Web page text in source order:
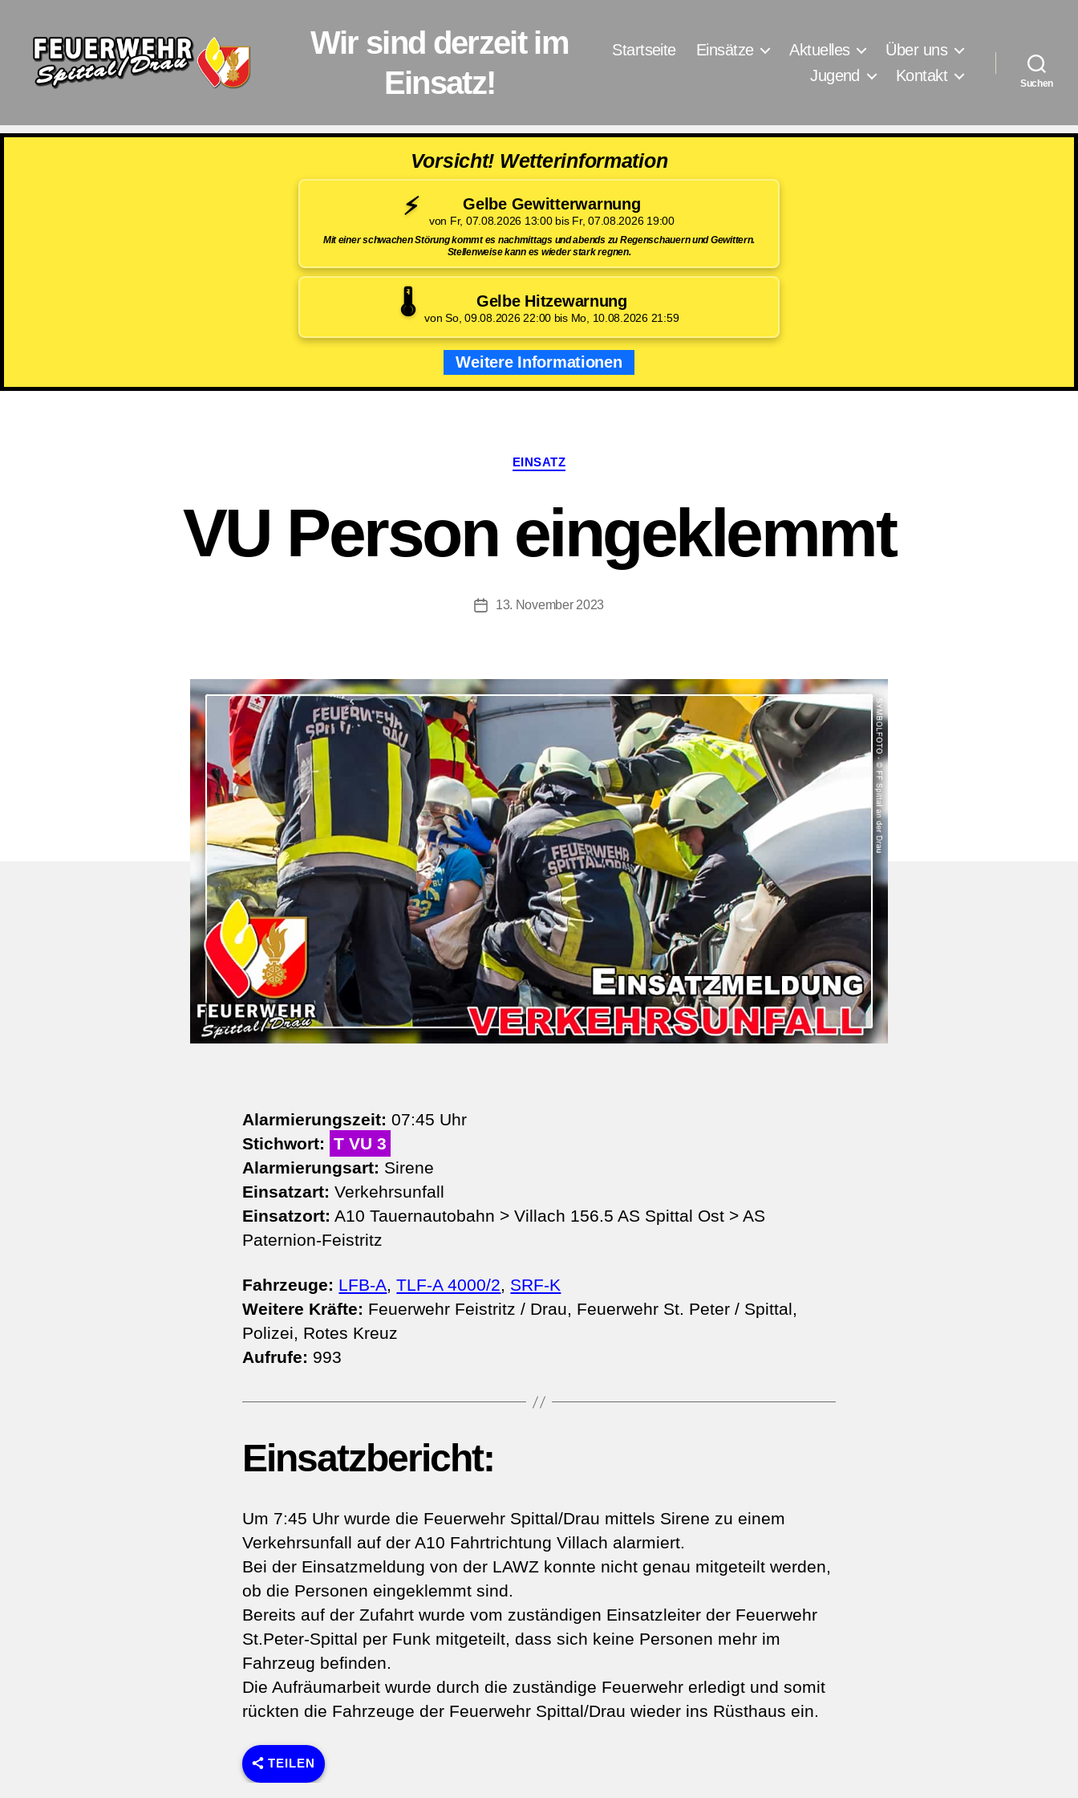
Wir sind derzeit im
Einsatz!
Startseite Einsätze Aktuelles
Über uns
Jugend
Kontakt Suchen
Vorsicht! Wetterinformation
⚡ Gelbe Gewitterwarnung
von Fr, 07.08.2026 13:00 bis Fr, 07.08.2026 19:00
Mit einer schwachen Störung kommt es nachmittags und abends zu Regenschauern und Gewittern.
Stellenweise kann es wieder stark regnen.
🌡️ Gelbe Hitzewarnung
von So, 09.08.2026 22:00 bis Mo, 10.08.2026 21:59
Weitere Informationen
Kategorien
EINSATZ
VU Person eingeklemmt
Beitragsdatum
13. November 2023
Alarmierungszeit: 07:45 Uhr
Stichwort: T VU 3
Alarmierungsart: Sirene
Einsatzart: Verkehrsunfall
Einsatzort: A10 Tauernautobahn > Villach 156.​5 AS Spittal Ost > AS
Paternion-Feistritz
Fahrzeuge: LFB-A,TLF-A 4000/2, SRF-K
Weitere Kräfte: Feuerwehr Feistritz / Drau, Feuerwehr St. Peter / Spittal,
Polizei, Rotes Kreuz
Aufrufe: 993
Einsatzbericht:
Um 7:45 Uhr wurde die Feuerwehr Spittal/Drau mittels Sirene zu einem
Verkehrsunfall auf der A10 Fahrtrichtung Villach alarmiert.
Bei der Einsatzmeldung von der LAWZ konnte nicht genau mitgeteilt werden,
ob die Personen eingeklemmt sind.
Bereits auf der Zufahrt wurde vom zuständigen Einsatzleiter der Feuerwehr
St.Peter-Spittal per Funk mitgeteilt, dass sich keine Personen mehr im
Fahrzeug befinden.
Die Aufräumarbeit wurde durch die zuständige Feuerwehr erledigt und somit
rückten die Fahrzeuge der Feuerwehr Spittal/Drau wieder ins Rüsthaus ein.
TEILEN